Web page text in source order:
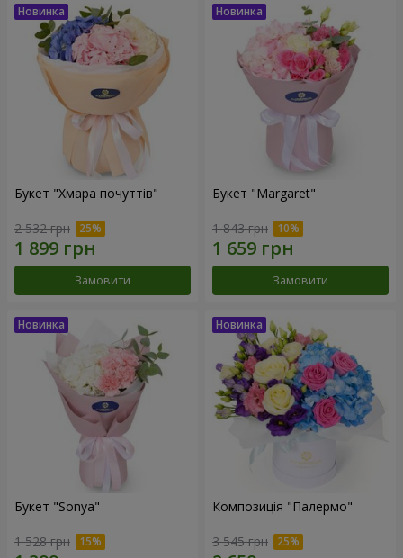
Букет "Хмара почуттів"
2 532 грн
Замовити
Букет "Margaret"
1 843 грн
Замовити
Букет "Sonya"
1 528 грн
Композиція "Палермо"
3 545 грн